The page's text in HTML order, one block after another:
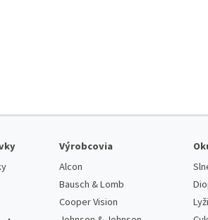
Výrobcovia
Alcon
Bausch & Lomb
Cooper Vision